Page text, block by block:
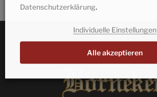
Datenschutzerklärung
Individuelle Einstellungen
Alle akzeptieren